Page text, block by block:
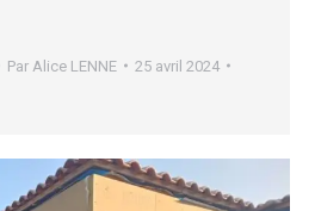
Par Alice LENNE
25 avril 2024